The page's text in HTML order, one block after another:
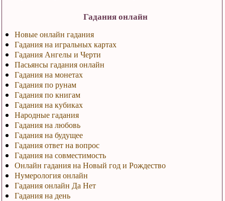
Гадания онлайн
Новые онлайн гадания
Гадания на игральных картах
Гадания Ангелы и Черти
Пасьянсы гадания онлайн
Гадания на монетах
Гадания по рунам
Гадания по книгам
Гадания на кубиках
Народные гадания
Гадания на любовь
Гадания на будущее
Гадания ответ на вопрос
Гадания на совместимость
Онлайн гадания на Новый год и Рождество
Нумерология онлайн
Гадания онлайн Да Нет
Гадания на день